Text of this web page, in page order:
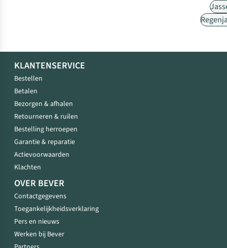
KLANTENSERVICE
Bestellen
Betalen
Bezorgen & afhalen
Retourneren & ruilen
Bestelling herroepen
Garantie & reparatie
Actievoorwaarden
Klachten
OVER BEVER
Contactgegevens
Toegankelijkheidsverklaring
Pers en nieuws
Werken bij Bever